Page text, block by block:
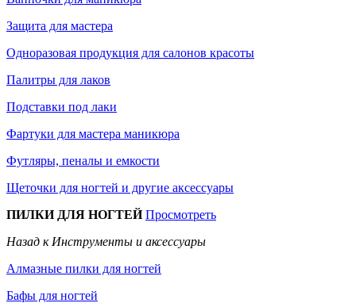
Защита для мастера
Одноразовая продукция для салонов красоты
Палитры для лаков
Подставки под лаки
Фартуки для мастера маникюра
Футляры, пеналы и емкости
Щеточки для ногтей и другие аксессуары
ПИЛКИ ДЛЯ НОГТЕЙПросмотреть
Назад к Инструменты и аксессуары
Алмазные пилки для ногтей
Бафы для ногтей